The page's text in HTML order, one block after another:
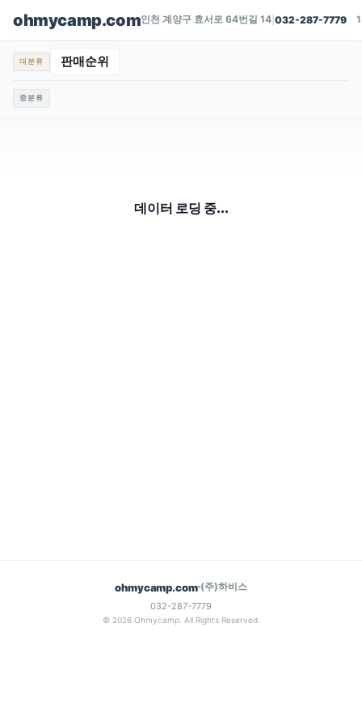
ohmycamp.com인천 계양구 효서로 64번길 14 |032-287-7779
대분류 판매순위
중분류
데이터 로딩 중...
ohmycamp.com (주)하비스
032-287-7779
© 2026 Ohmycamp. All Rights Reserved.